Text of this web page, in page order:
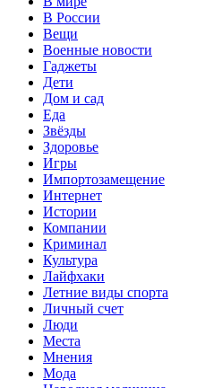
В России
Вещи
Военные новости
Гаджеты
Дети
Дом и сад
Еда
Звёзды
Здоровье
Игры
Импортозамещение
Интернет
Истории
Компании
Криминал
Культура
Лайфхаки
Летние виды спорта
Личный счет
Люди
Места
Мнения
Мода